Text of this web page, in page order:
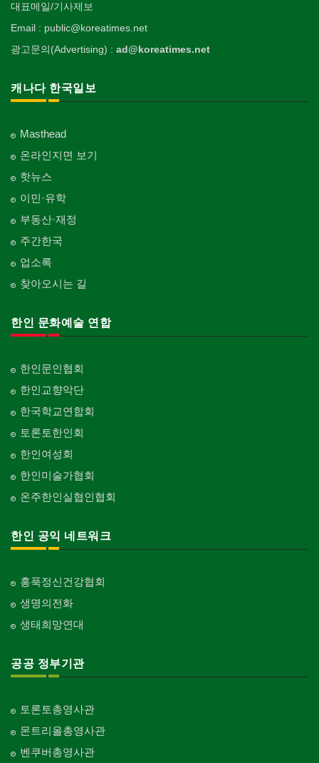
대표메일/기사제보
Email : public@koreatimes.net
광고문의(Advertising) : ad@koreatimes.net
캐나다 한국일보
Masthead
온라인지면 보기
핫뉴스
이민·유학
부동산·재정
주간한국
업소록
찾아오시는 길
한인 문화예술 연합
한인문인협회
한인교향악단
한국학교연합회
토론토한인회
한인여성회
한인미술가협회
온주한인실협인협회
한인 공익 네트워크
홍푹정신건강협회
생명의전화
생태희망연대
공공 정부기관
토론토총영사관
몬트리올총영사관
벤쿠버총영사관